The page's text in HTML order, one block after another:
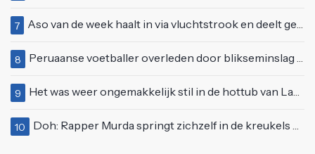
7 Aso van de week haalt in via vluchtstrook en deelt gevaarlijke brake check uit
8 Peruaanse voetballer overleden door blikseminslag tijdens wedstrijd, vijf anderen gewond
9 Het was weer ongemakkelijk stil in de hottub van Lang Leve de Liefde
10 Doh: Rapper Murda springt zichzelf in de kreukels op het Moonstar Festival